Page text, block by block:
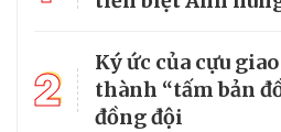
2
Ký ức của cựu
thành “tấm bản
đồng đội